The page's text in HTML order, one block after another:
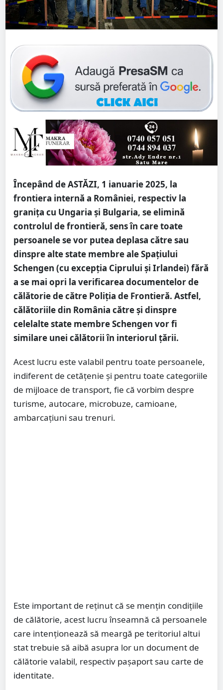
Începând de ASTĂZI, 1 ianuarie 2025, la
frontiera internă a României, respectiv la
granița cu Ungaria și Bulgaria, se elimină
controlul de frontieră, sens în care toate
persoanele se vor putea deplasa către sau
dinspre alte state membre ale Spațiului
Schengen (cu excepția Ciprului și Irlandei) fără
a se mai opri la verificarea documentelor de
călătorie de către Poliția de Frontieră. Astfel,
călătoriile din România către și dinspre
celelalte state membre Schengen vor fi
similare unei călătorii în interiorul țării.
Acest lucru este valabil pentru toate persoanele,
indiferent de cetățenie și pentru toate categoriile
de mijloace de transport, fie că vorbim despre
turisme, autocare, microbuze, camioane,
ambarcațiuni sau trenuri.
Este important de reținut că se mențin condițiile
de călătorie, acest lucru înseamnă că persoanele
care intenționează să meargă pe teritoriul altui
stat trebuie să aibă asupra lor un document de
călătorie valabil, respectiv pașaport sau carte de
identitate.